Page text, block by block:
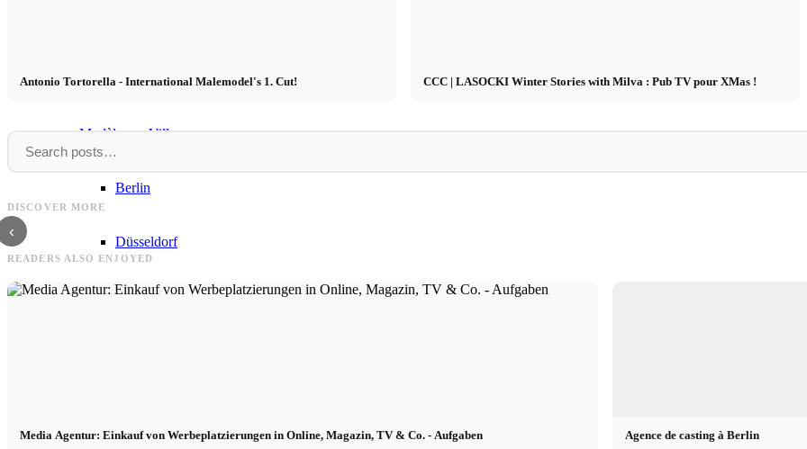
Équipe CM
Modèles en Ville
Berlin
Düsseldorf
Hambourg
Antonio Tortorella - International Malemodel's 1. Cut! CCC | LASOCKI Winter Stories with Milva : Pub TV pour XMas !
DISCOVER MORE
‹
CM Models Inhaber Stephan M. Czaja:
Neue TV Interviews
READERS ALSO ENJOYED
Media Agentur: Einkauf von Werbeplatzierungen in Online, Magazin, TV & Co. - Aufgaben Agence de casting à Berlin